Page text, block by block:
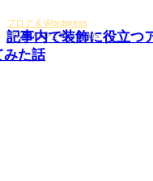
ブログ & Wordpress
·2020.7.18·1·423 views
記事内で装飾に役立つ
みた話